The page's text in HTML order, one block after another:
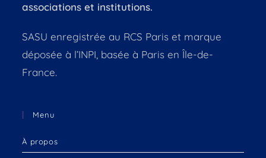
associations et institutions.
SASU enregistrée au RCS Paris et marque
déposée à l’INPI, basée à Paris en Île-de-
France.
Menu
À propos